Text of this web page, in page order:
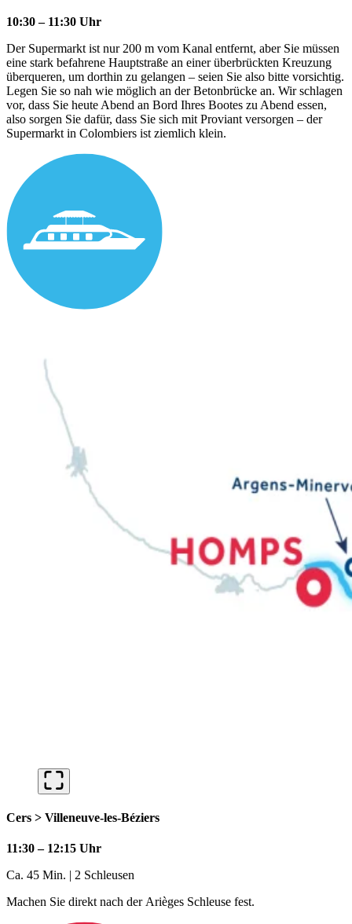
10:30 – 11:30 Uhr
Der Supermarkt ist nur 200 m vom Kanal entfernt, aber Sie müssen
eine stark befahrene Hauptstraße an einer überbrückten Kreuzung
überqueren, um dorthin zu gelangen – seien Sie also bitte vorsichtig.
Legen Sie so nah wie möglich an der Betonbrücke an. Wir schlagen
vor, dass Sie heute Abend an Bord Ihres Bootes zu Abend essen,
also sorgen Sie dafür, dass Sie sich mit Proviant versorgen – der
Supermarkt in Colombiers ist ziemlich klein.
Cers > Villeneuve-les-Béziers
11:30 – 12:15 Uhr
Ca. 45 Min. | 2 Schleusen
Machen Sie direkt nach der Arièges Schleuse fest.